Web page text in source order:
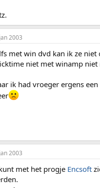
2003
met win dvd kan ik ze niet
niet met winamp
ik had vroeger ergens
2003
met het progje Encsoft